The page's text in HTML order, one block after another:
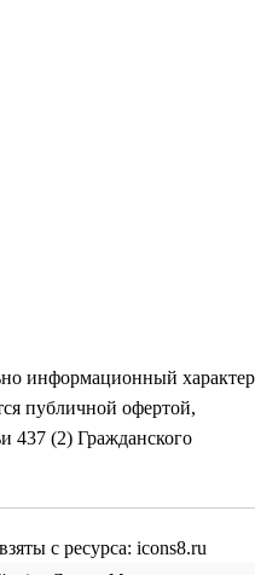
информационный характер
публичной офертой,
437 (2) Гражданского
с ресурса: icons8.ru